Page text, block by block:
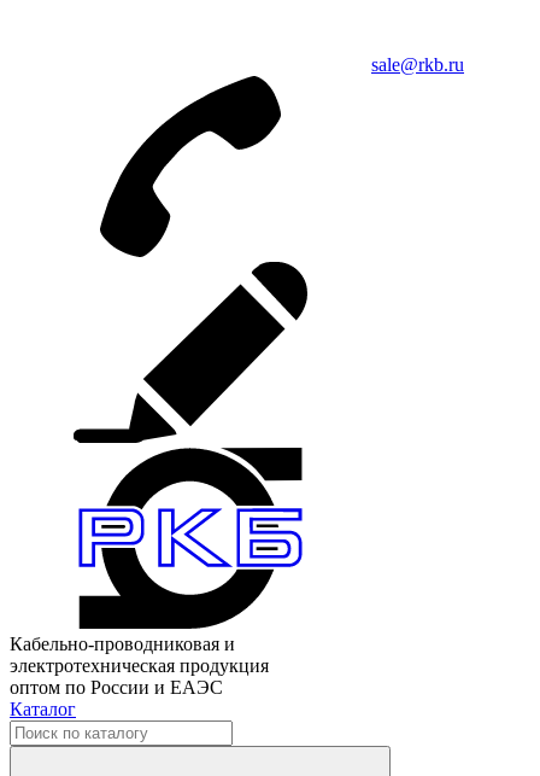
sale@rkb.ru
Кабельно-проводниковая и
электротехническая продукция
оптом по России и ЕАЭС
Каталог